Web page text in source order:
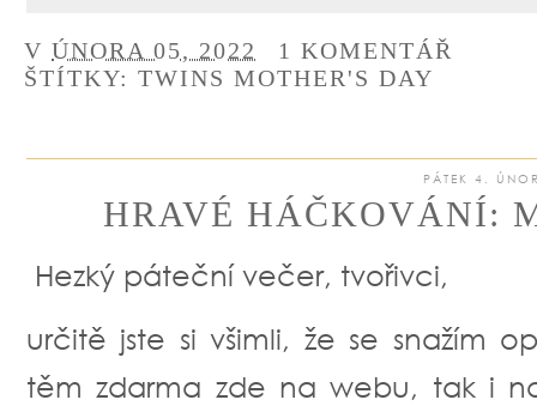
V ÚNORA 05, 2022
1 KOMENTÁŘ
ŠTÍTKY: TWINS MOTHER'S DAY
PÁTEK 4.
HRAVÉ HÁČKOVÁNÍ:
Hezký páteční večer, tvořivci,
určitě jste si všimli, že se snažím
těm zdarma zde na webu, tak i